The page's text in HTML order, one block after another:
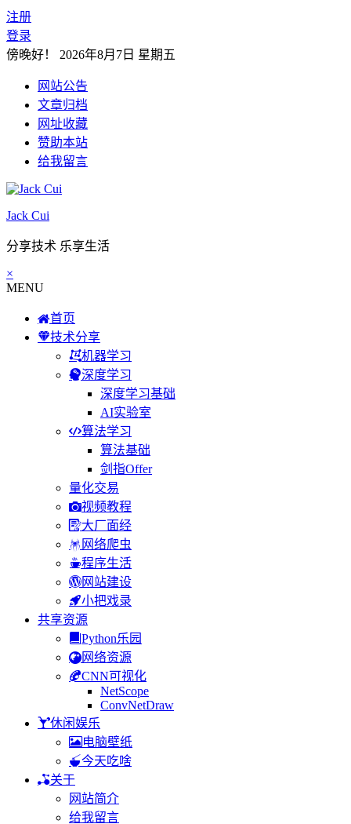
注册
登录
傍晚好！ 2026年8月7日 星期五
网站公告
文章归档
网址收藏
赞助本站
给我留言
Jack Cui
分享技术 乐享生活
×
MENU
首页
技术分享
机器学习
深度学习
深度学习基础
AI实验室
算法学习
算法基础
剑指Offer
量化交易
视频教程
大厂面经
网络爬虫
程序生活
网站建设
小把戏录
共享资源
Python乐园
网络资源
CNN可视化
NetScope
ConvNetDraw
休闲娱乐
电脑壁纸
今天吃啥
关于
网站简介
给我留言